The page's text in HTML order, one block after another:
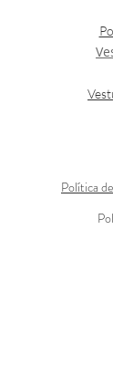
Política